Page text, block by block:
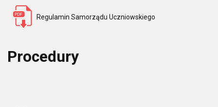
Regulamin Samorządu Uczniowskiego
Procedury